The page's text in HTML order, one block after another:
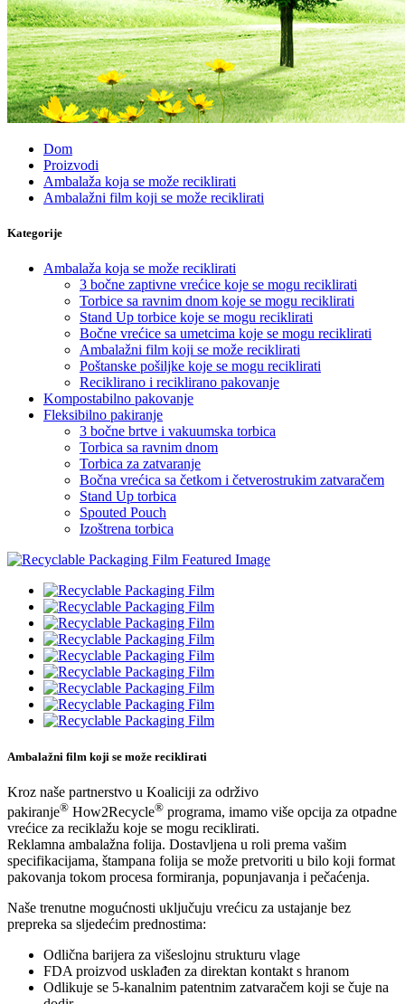
Dom
Proizvodi
Ambalaža koja se može reciklirati
Ambalažni film koji se može reciklirati
Kategorije
Ambalaža koja se može reciklirati
3 bočne zaptivne vrećice koje se mogu reciklirati
Torbice sa ravnim dnom koje se mogu reciklirati
Stand Up torbice koje se mogu reciklirati
Bočne vrećice sa umetcima koje se mogu reciklirati
Ambalažni film koji se može reciklirati
Poštanske pošiljke koje se mogu reciklirati
Reciklirano i reciklirano pakovanje
Kompostabilno pakovanje
Fleksibilno pakiranje
3 bočne brtve i vakuumska torbica
Torbica sa ravnim dnom
Torbica za zatvaranje
Bočna vrećica sa četkom i četverostrukim zatvaračem
Stand Up torbica
Spouted Pouch
Izoštrena torbica
Ambalažni film koji se može reciklirati
Kroz naše partnerstvo u Koaliciji za održivo
pakiranje® How2Recycle® programa, imamo više opcija za otpadne
vrećice za reciklažu koje se mogu reciklirati.
Reklamna ambalažna folija. Dostavljena u roli prema vašim
specifikacijama, štampana folija se može pretvoriti u bilo koji format
pakovanja tokom procesa formiranja, popunjavanja i pečaćenja.
Naše trenutne mogućnosti uključuju vrećicu za ustajanje bez
prepreka sa sljedećim prednostima:
Odlična barijera za višeslojnu strukturu vlage
FDA proizvod usklađen za direktan kontakt s hranom
Odlikuje se 5-kanalnim patentnim zatvaračem koji se čuje na